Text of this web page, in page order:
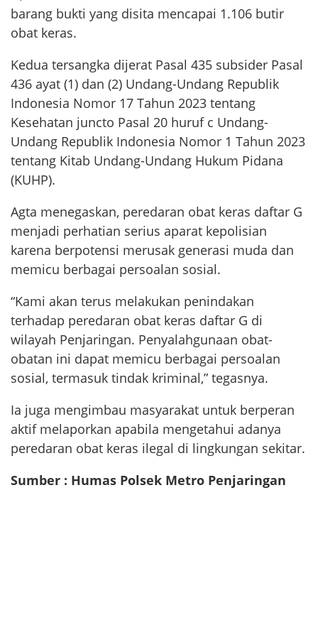
barang bukti yang disita mencapai 1.106 butir
obat keras.
Kedua tersangka dijerat Pasal 435 subsider Pasal
436 ayat (1) dan (2) Undang-Undang Republik
Indonesia Nomor 17 Tahun 2023 tentang
Kesehatan juncto Pasal 20 huruf c Undang-
Undang Republik Indonesia Nomor 1 Tahun 2023
tentang Kitab Undang-Undang Hukum Pidana
(KUHP).
Agta menegaskan, peredaran obat keras daftar G
menjadi perhatian serius aparat kepolisian
karena berpotensi merusak generasi muda dan
memicu berbagai persoalan sosial.
“Kami akan terus melakukan penindakan
terhadap peredaran obat keras daftar G di
wilayah Penjaringan. Penyalahgunaan obat-
obatan ini dapat memicu berbagai persoalan
sosial, termasuk tindak kriminal,” tegasnya.
Ia juga mengimbau masyarakat untuk berperan
aktif melaporkan apabila mengetahui adanya
peredaran obat keras ilegal di lingkungan sekitar.
Sumber : Humas Polsek Metro Penjaringan